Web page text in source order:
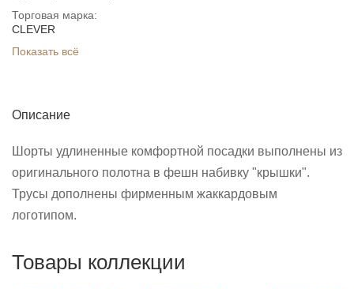
Торговая марка:
CLEVER
Показать всё
Описание
Шорты удлиненные комфортной посадки выполнены из
оригинального полотна в фешн набивку "крышки".
Трусы дополнены фирменным жаккардовым
логотипом.
Товары коллекции